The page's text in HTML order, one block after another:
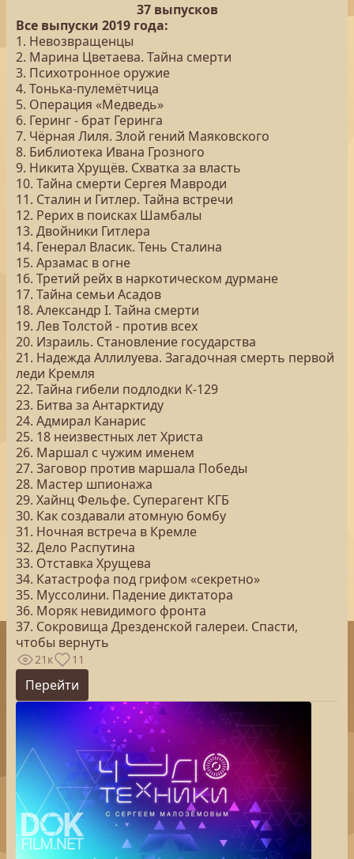
37 выпусков
Все выпуски 2019 года:
1. Невозвращенцы
2. Марина Цветаева. Тайна смерти
3. Психотронное оружие
4. Тонька-пулемётчица
5. Операция «Медведь»
6. Геринг - брат Геринга
7. Чёрная Лиля. Злой гений Маяковского
8. Библиотека Ивана Грозного
9. Никита Хрущёв. Схватка за власть
10. Тайна смерти Сергея Мавроди
11. Сталин и Гитлер. Тайна встречи
12. Рерих в поисках Шамбалы
13. Двойники Гитлера
14. Генерал Власик. Тень Сталина
15. Арзамас в огне
16. Третий рейх в наркотическом дурмане
17. Тайна семьи Асадов
18. Александр I. Тайна смерти
19. Лев Толстой - против всех
20. Израиль. Становление государства
21. Надежда Аллилуева. Загадочная смерть первой
леди Кремля
22. Тайна гибели подлодки К-129
23. Битва за Антарктиду
24. Адмирал Канарис
25. 18 неизвестных лет Христа
26. Маршал с чужим именем
27. Заговор против маршала Победы
28. Мастер шпионажа
29. Хайнц Фельфе. Суперагент КГБ
30. Как создавали атомную бомбу
31. Ночная встреча в Кремле
32. Дело Распутина
33. Отставка Хрущева
34. Катастрофа под грифом «секретно»
35. Муссолини. Падение диктатора
36. Моряк невидимого фронта
37. Сокровища Дрезденской галереи. Спасти,
чтобы вернуть
21к 11
Перейти